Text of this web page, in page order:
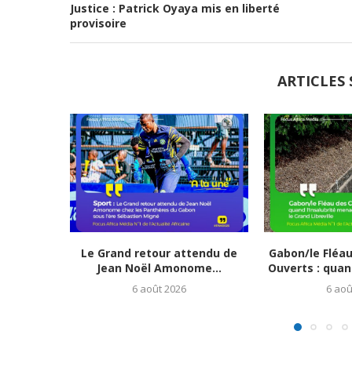
Justice : Patrick Oyaya mis en liberté
provisoire
ARTICLES
Le Grand retour attendu de
Jean Noël Amonome...
6 août 2026
Gabon/le
Ouverts :
6